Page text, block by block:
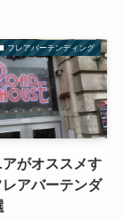
フレアバーテンディング
がオススメす
アバーテンダ